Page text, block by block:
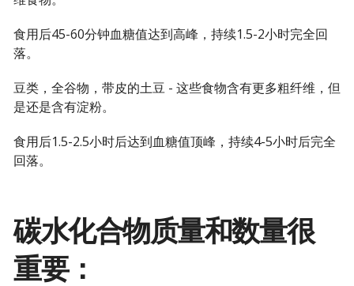
食用后45-60分钟血糖值达到高峰，持续1.5-2小时完全回
落。
豆类，全谷物，带皮的土豆 - 这些食物含有更多粗纤维，但
是还是含有淀粉。
食用后1.5-2.5小时后达到血糖值顶峰，持续4-5小时后完全
回落。
碳水化合物质量和数量很
重要：